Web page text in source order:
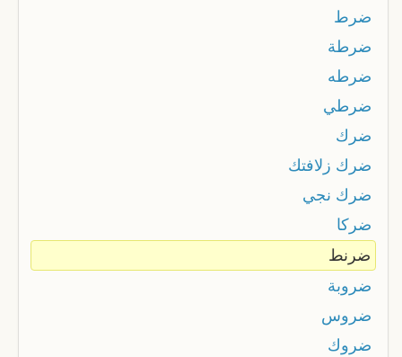
ضرط
ضرطة
ضرطه
ضرطي
ضرك
ضرك زلافتك
ضرك نجي
ضركا
ضرنط
ضروبة
ضروس
ضروك